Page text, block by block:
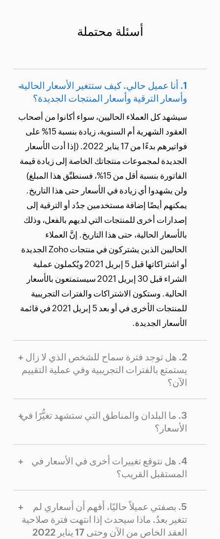
أسئلة محتملة
أنا عميل حالي. كيف ستتغير الأسعار الحالية
وأسعار الترقية وأسعار المنتجات الجديدة؟
سيشهد كل العملاء الحاليين، سواء أكانوا من أصحاب
العقود الشهرية أم السنوية، زيادة بنسبة 15% على
فواتيرهم بدءًا من 17 يناير 2022. (إذا أدت الأسعار
الجديدة لمجموعات منتجاتك الخاصة إلى زيادة قيمة
الفاتورة بنسبة أقل من 15%، فسنطبِّق هذا المبلغ)
ولن يشهدوا أي زيادة في الأسعار حتى هذا التاريخ.
يمكنهم أيضًا إضافة مستخدمين جدُد أو الترقية إلى
إصدارات أخرى للمنتجات التي لديهم بالفعل، وذلك
بالأسعار الحالية، حتى هذا التاريخ. إنَّ العملاء
الحاليين الذين يشتركون في منتجات Zoho الجديدة
أو اشتراكاتها قبل 5 إبريل 2021 ويُكملون عملية
الشراء قبل 30 إبريل 2021 سيستمتعون بالأسعار
الحالية. وستكون الاشتراكات والفترات التجريبية
للمنتجات الأخرى في أو بعد 5 إبريل 2021 في قائمة
الأسعار الجديدة.
هل توجد فترة سماح للشخص الذي لا زال
يستمتع بالفترات التجريبية وفي عملية التقييم
الآن؟
ما البلدان والمناطق التي ستشهد تغيُّرًا في
الأسعار؟
هل نتوقع تغييرات أخرى في الأسعار في
المستقبل القريب؟
بصفتي عميلاً حاليًا، أفهم أن أسعاري لم
تتغير بعدُ. ماذا سيحدث إذا انتهت فترة صلاحية
العقد الخاص من الآن وحتى 17 يناير 2022